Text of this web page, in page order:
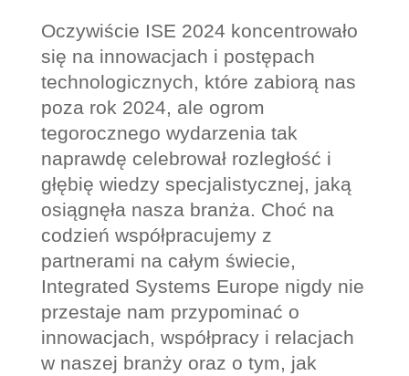
Oczywiście ISE 2024 koncentrowało
się na innowacjach i postępach
technologicznych, które zabiorą nas
poza rok 2024, ale ogrom
tegorocznego wydarzenia tak
naprawdę celebrował rozległość i
głębię wiedzy specjalistycznej, jaką
osiągnęła nasza branża. Choć na
codzień współpracujemy z
partnerami na całym świecie,
Integrated Systems Europe nigdy nie
przestaje nam przypominać o
innowacjach, współpracy i relacjach
w naszej branży oraz o tym, jak